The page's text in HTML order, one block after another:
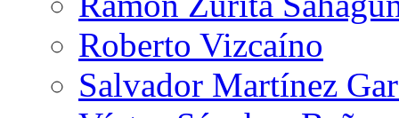
Roberto Vizcaíno
Salvador Martínez